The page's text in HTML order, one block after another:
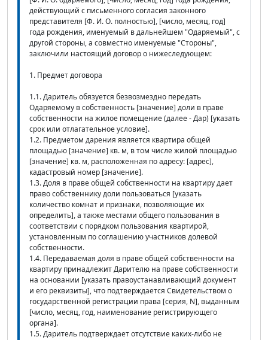
действующий с письменного согласия законного
представителя [Ф. И. О. полностью], [число, месяц, год]
года рождения, именуемый в дальнейшем "Одаряемый", с
другой стороны, а совместно именуемые "Стороны",
заключили настоящий договор о нижеследующем:
1. Предмет договора
1.1. Даритель обязуется безвозмездно передать
Одаряемому в собственность [значение] доли в праве
собственности на жилое помещение (далее - Дар) [указать
срок или отлагательное условие].
1.2. Предметом дарения является квартира общей
площадью [значение] кв. м, в том числе жилой площадью
[значение] кв. м, расположенная по адресу: [адрес],
кадастровый номер [значение].
1.3. Доля в праве общей собственности на квартиру дает
право собственнику доли пользоваться [указать
количество комнат и признаки, позволяющие их
определить], а также местами общего пользования в
соответствии с порядком пользования квартирой,
установленным по соглашению участников долевой
собственности.
1.4. Передаваемая доля в праве общей собственности на
квартиру принадлежит Дарителю на праве собственности
на основании [указать правоустанавливающий документ
и его реквизиты], что подтверждается Свидетельством о
государственной регистрации права [серия, N], выданным
[число, месяц, год, наименование регистрирующего
органа].
1.5. Даритель подтверждает отсутствие каких-либо не